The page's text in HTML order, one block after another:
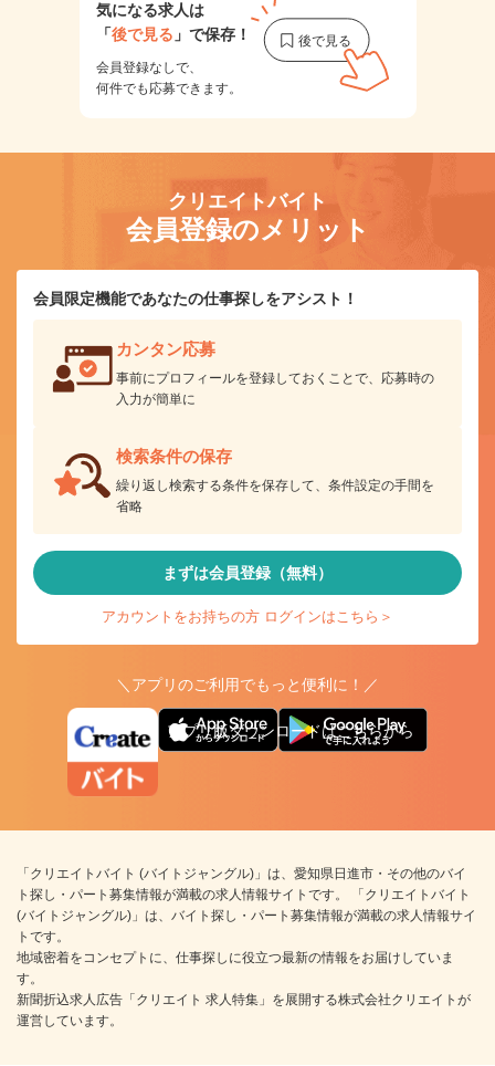
気になる求人は
「後で見る 」で保存！
会員登録なしで、
何件でも応募できます。
クリエイトバイト
会員登録のメリット
会員限定機能であなたの仕事探しをアシスト！
カンタン応募
事前にプロフィールを登録しておくことで、応募時の
入力が簡単に
検索条件の保存
繰り返し検索する条件を保存して、条件設定の手間を
省略
まずは会員登録（無料）
アカウントをお持ちの方 ログインはこちら＞
＼アプリのご利用でもっと便利に！／
アプリ版ダウンロードはこちらから
「クリエイトバイト (バイトジャングル)」は、愛知県日進市・その他のバイ
ト探し・パート募集情報が満載の求人情報サイトです。 「クリエイトバイト
(バイトジャングル)」は、バイト探し・パート募集情報が満載の求人情報サイ
トです。
地域密着をコンセプトに、仕事探しに役立つ最新の情報をお届けしていま
す。
新聞折込求人広告「クリエイト 求人特集」を展開する株式会社クリエイトが
運営しています。